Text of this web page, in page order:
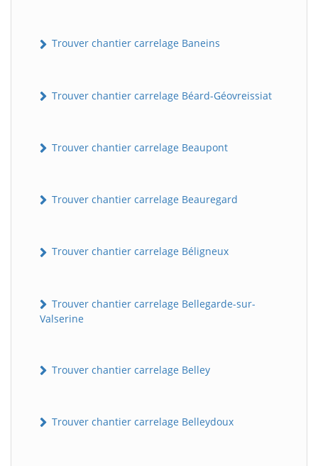
Trouver chantier carrelage Baneins
Trouver chantier carrelage Béard-Géovreissiat
Trouver chantier carrelage Beaupont
Trouver chantier carrelage Beauregard
Trouver chantier carrelage Béligneux
Trouver chantier carrelage Bellegarde-sur-
Valserine
Trouver chantier carrelage Belley
Trouver chantier carrelage Belleydoux